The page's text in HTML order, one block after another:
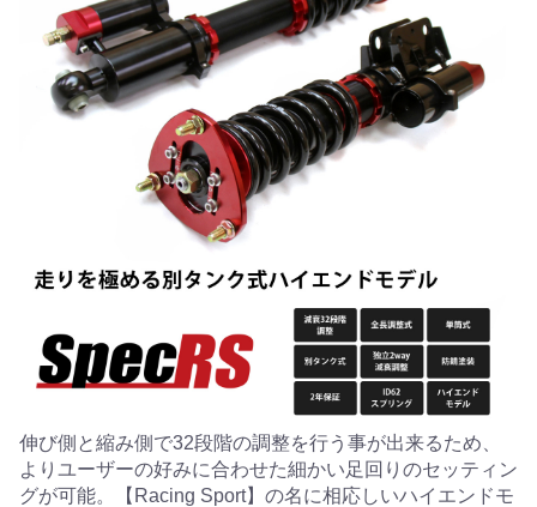
伸び側と縮み側で32段階の調整を行う事が出来るため、
よりユーザーの好みに合わせた細かい足回りのセッティン
グが可能。【Racing Sport】の名に相応しいハイエンドモ